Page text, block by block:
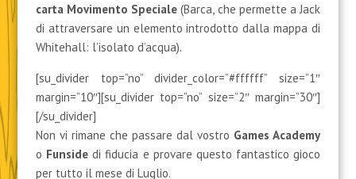
carta Movimento Speciale (Barca, che permette a Jack
di attraversare un elemento introdotto dalla mappa di
Whitehall: l’isolato d’acqua).
[su_divider top=”no” divider_color=”#ffffff” size=”1″
margin=”10″][su_divider top=”no” size=”2″ margin=”30″]
[/su_divider]
Non vi rimane che passare dal vostro Games Academy
o Funside di fiducia e provare questo fantastico gioco
per tutto il mese di Luglio.